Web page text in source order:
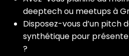
deeptech ou meetups à
Disposez-vous d’un pitch
synthétique pour
?